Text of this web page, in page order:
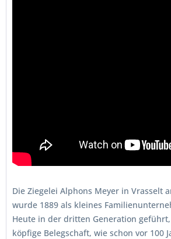
Die Ziegelei Alphons Meyer in Vrasselt
wurde 1889 als kleines
Heute in der dritten Generation
köpfige Belegschaft, wie schon vor 100